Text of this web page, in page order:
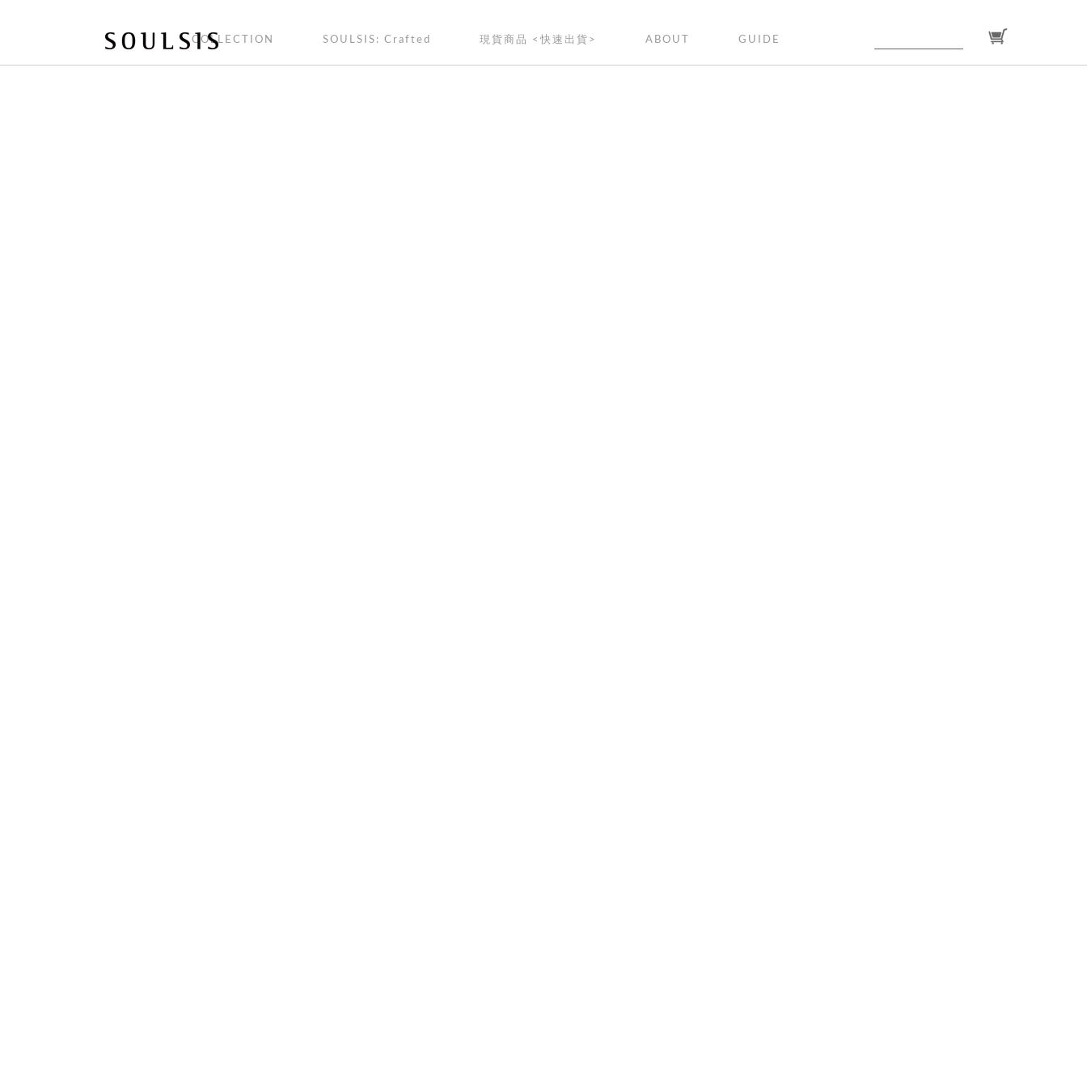
COLLECTION SOULSIS: Crafted 現貨商品 <快速出貨> ABOUT GUIDE